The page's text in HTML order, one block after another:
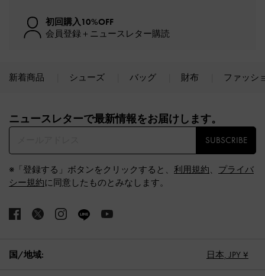
初回購入10%OFF
会員登録＋ニュースレター購読
新着商品 シューズ バッグ 財布 ファッシ
ニュースレターで最新情報をお届けします。​
SUBSCRIBE
※「登録する」ボタンをクリックすると、 利用規約、 プライバ
シー規約に同意したものとみなします。
国/地域: 日本, JPY ¥